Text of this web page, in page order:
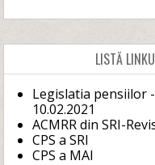
LISTĂ
Legislatia pensiilor
10.02.2021
ACMRR din SRI-
CPS a SRI
CPS a MAI